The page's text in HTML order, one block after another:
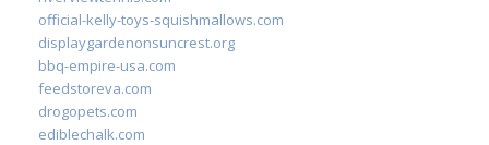
official-kelly-toys-squishmallows.com
displaygardenonsuncrest.org
bbq-empire-usa.com
feedstoreva.com
drogopets.com
ediblechalk.com